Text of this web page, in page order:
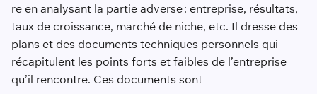
re en analysant la partie adverse : entreprise, résultats,
taux de croissance, marché de niche, etc. Il dresse des
plans et des documents techniques personnels qui
récapitulent les points forts et faibles de l’entreprise
qu’il rencontre. Ces documents sont